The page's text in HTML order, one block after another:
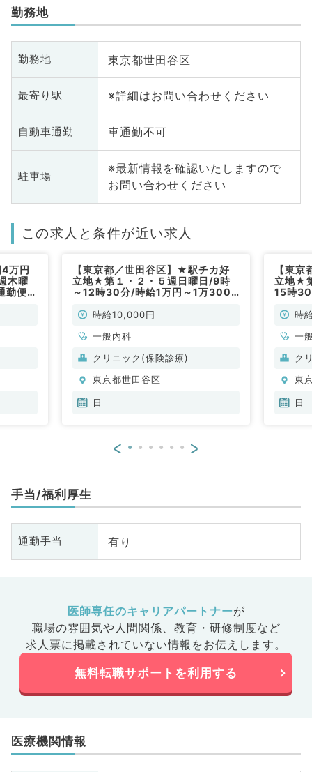
勤務地
勤務地 東京都世田谷区
最寄り駅 ※詳細はお問い合わせください
自動車通勤 車通勤不可
駐車場
※最新情報を確認いたしますので
お問い合わせください
この求人と条件が近い求人
万円
木曜
勤便
【東京都／世田谷区】★駅チカ好
立地★第１・２・５週日曜日/9時
～12時30分/時給1万円～1万3000
非常勤）
時給10,000円
一般内科
クリニック(保険診療)
東京都世田谷区
日
【東
立地★
15時
常勤）
時
一
ク
東
日
< >
手当/福利厚生
通勤手当 有り
医師専任のキャリアパートナーが
職場の雰囲気や人間関係、 教育・研修制度など
求人票に掲載されていない情報をお伝えします。
無料転職サポートを利用する
医療機関情報